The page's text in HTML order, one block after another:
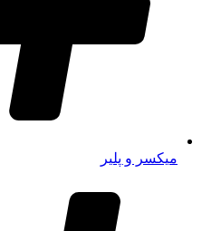
میکسر و پلیر